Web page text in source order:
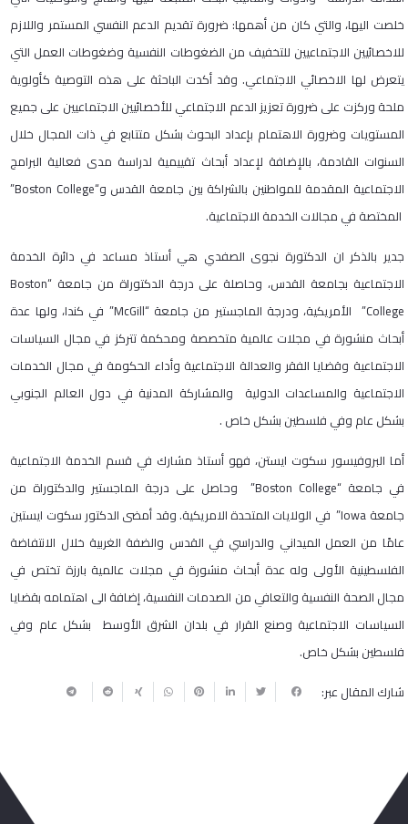
خلصت اليها، والتي كان من أهمها: ضرورة تقديم الدعم النفسي المستمر واللازم
للاخصائيين الاجتماعيين للتخفيف من الضغوطات النفسية وضغوطات العمل التي
يتعرض لها الاخصائي الاجتماعي. وقد أكدت الباحثة على هذه التوصية كأولوية
ملحة وركزت على ضرورة تعزيز الدعم الاجتماعي للأخصائيين الاجتماعيين على جميع
المستويات وضرورة الاهتمام بإعداد البحوث بشكل متتابع في ذات المجال خلال
السنوات القادمة، بالإضافة لإعداد أبحاث تقييمية لدراسة مدى فعالية البرامج
الاجتماعية المقدمة للمواطنين بالشراكة بين جامعة القدس و“Boston College”
المختصة في مجالات الخدمة الاجتماعية.
جدير بالذكر ان الدكتورة نجوى الصفدي هي أستاذ مساعد في دائرة الخدمة
الاجتماعية بجامعة القدس، وحاصلة على درجة الدكتوراة من جامعة “Boston
College” الأمريكية، ودرجة الماجستير من جامعة “McGill” في كندا، ولها عدة
أبحاث منشورة في مجلات عالمية متخصصة ومحكمة تتركز في مجال السياسات
الاجتماعية وقضايا الفقر والعدالة الاجتماعية وأداء الحكومة في مجال الخدمات
الاجتماعية والمساعدات الدولية والمشاركة المدنية في دول العالم الجنوبي
بشكل عام وفي فلسطين بشكل خاص .
أما البروفيسور سكوت ايستن، فهو أستاذ مشارك في قسم الخدمة الاجتماعية
في جامعة “Boston College” وحاصل على درجة الماجستير والدكتوراة من
جامعة Iowa” في الولايات المتحدة الامريكية. وقد أمضى الدكتور سكوت ايستين
عامًا من العمل الميداني والدراسي في القدس والضفة الغربية خلال الانتفاضة
الفلسطينية الأولى وله عدة أبحاث منشورة في مجلات عالمية بارزة تختص في
مجال الصحة النفسية والتعافي من الصدمات النفسية، إضافة الى اهتمامه بقضايا
السياسات الاجتماعية وصنع القرار في بلدان الشرق الأوسط بشكل عام وفي
فلسطين بشكل خاص.
شارك المقال عبر: